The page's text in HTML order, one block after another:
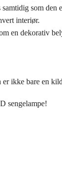
som den
interiør.
en dekorativ
ikke bare en
sengelampe!